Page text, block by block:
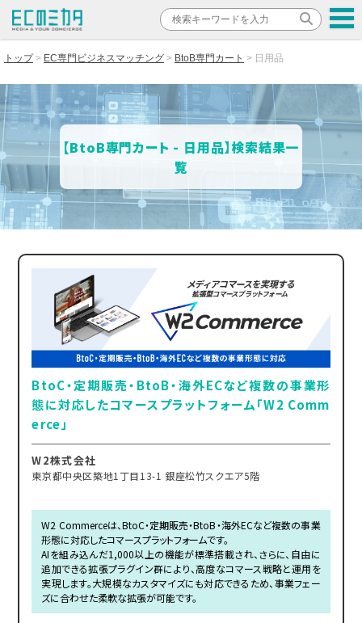
トップ EC専門ビジネスマッチング BtoB専門カート 日用品
【BtoB専門カート - 日用品】検索結果一
覧
BtoC・定期販売・BtoB・海外ECなど複数の事業形
態に対応したコマースプラットフォーム「W2 Comm
erce」
W2株式会社
東京都中央区築地1丁目13-1 銀座松竹スクエア5階
W2 Commerceは、BtoC・定期販売・BtoB・海外ECなど複数の事業
形態に対応したコマースプラットフォームです。
AIを組み込んだ1,000以上の機能が標準搭載され、さらに、自由に
追加できる拡張プラグイン群により、高度なコマース戦略と運用を
実現します。大規模なカスタマイズにも対応できるため、事業フェー
ズに合わせた柔軟な拡張が可能です。